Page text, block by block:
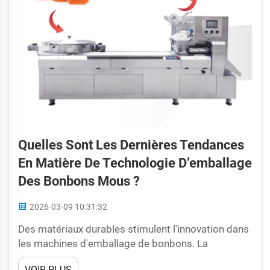
Quelles Sont Les Dernières Tendances
En Matière De Technologie D’emballage
Des Bonbons Mous ?
2026-03-09 10:31:32
Des matériaux durables stimulent l'innovation dans
les machines d'emballage de bonbons. La
transition du secteur de la confiserie vers des